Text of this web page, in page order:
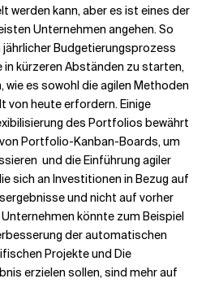
werden kann, aber es ist eines der
Unternehmen angehen. So
Budgetierungsprozess
in kürzeren Abständen zu starten,
es sowohl die agilen Methoden
von heute erfordern. Einige
des Portfolios bewährt
Portfolio-Kanban-Boards, um
und die Einführung agiler
sich an Investitionen in Bezug auf
und nicht auf vorher
könnte zum Beispiel
der automatischen
Projekte und Die
erzielen sollen, sind mehr auf